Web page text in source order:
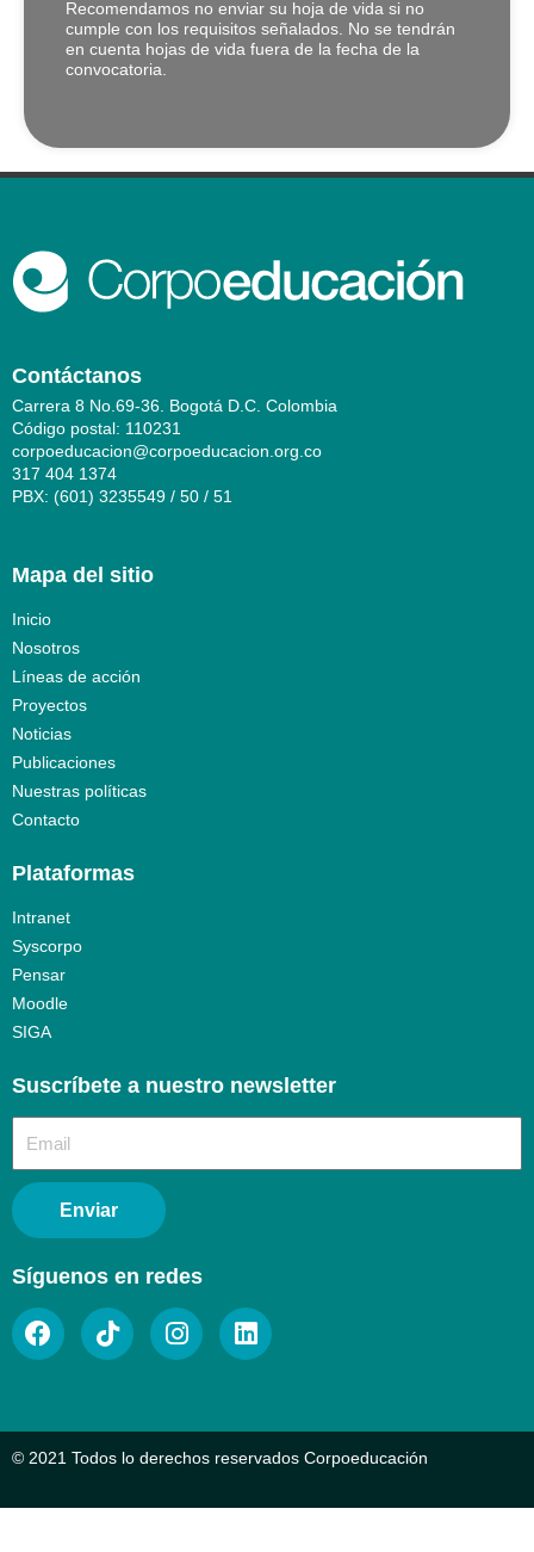
Recomendamos no enviar su hoja de vida si no
cumple con los requisitos señalados. No se tendrán
en cuenta hojas de vida fuera de la fecha de la
convocatoria.
Contáctanos
Carrera 8 No.69-36. Bogotá D.C. Colombia
Código postal: 110231
corpoeducacion@corpoeducacion.org.co
317 404 1374
PBX: (601) 3235549 / 50 / 51
Mapa del sitio
Inicio
Nosotros
Líneas de acción
Proyectos
Noticias
Publicaciones
Nuestras políticas
Contacto
Plataformas
Intranet
Syscorpo
Pensar
Moodle
SIGA
Suscríbete a nuestro newsletter​
Enviar
Síguenos en redes
© 2021 Todos lo derechos reservados Corpoeducación